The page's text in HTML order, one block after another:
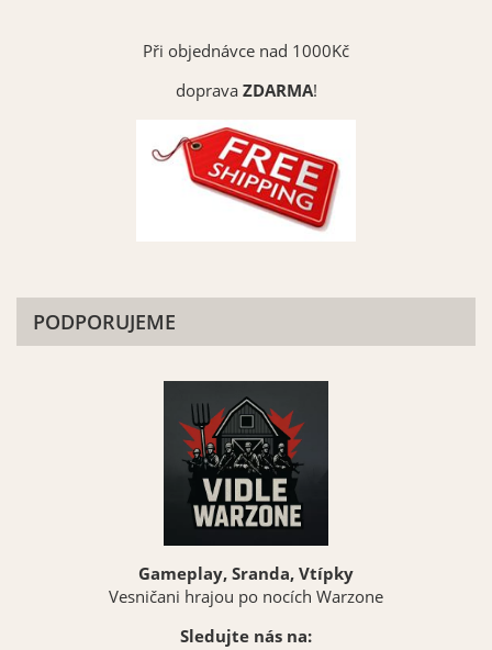
Při objednávce nad 1000Kč
dopravaZDARMA!
PODPORUJEME
Gameplay, Sranda, Vtípky
Vesničani hrajou po nocích Warzone
Sledujte nás na: